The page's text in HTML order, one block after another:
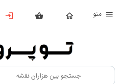
بستن
محصولات
تهیه
اشتراک